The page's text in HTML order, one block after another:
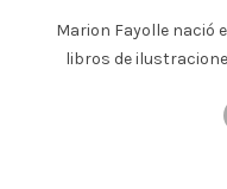
Marion Fayolle nació
libros de